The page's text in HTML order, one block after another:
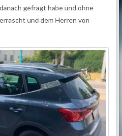
gefragt habe und ohne
und dem Herren von